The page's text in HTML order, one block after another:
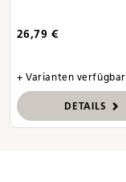
26,79 €
+ Varianten verfügbar
DETAILS